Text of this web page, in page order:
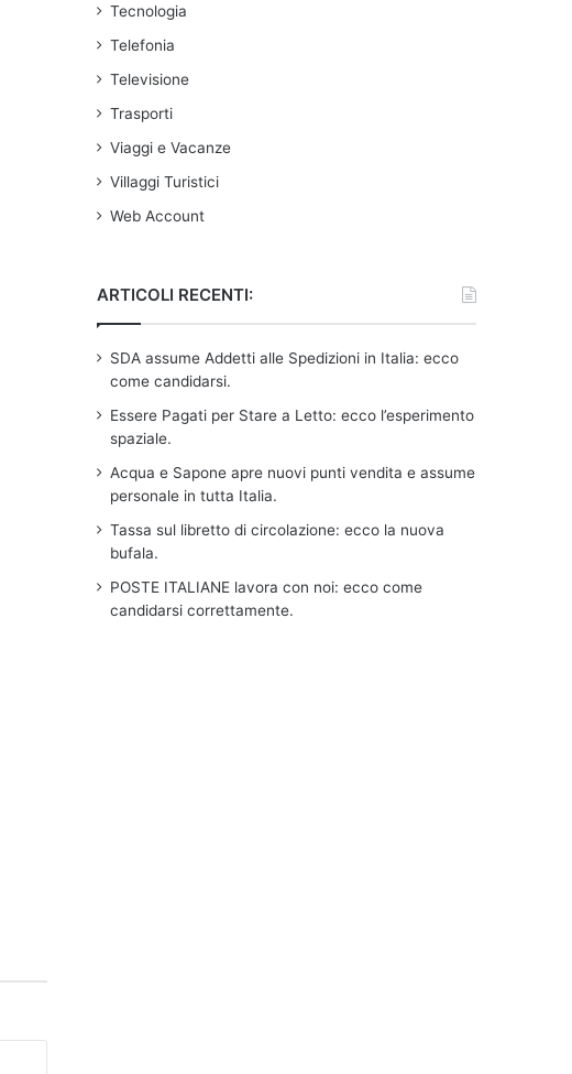
Tecnologia
Telefonia
Televisione
Trasporti
Viaggi e Vacanze
Villaggi Turistici
Web Account
ARTICOLI RECENTI:
SDA assume Addetti alle Spedizioni in Italia: ecco
come candidarsi.
Essere Pagati per Stare a Letto: ecco l’esperimento
spaziale.
Acqua e Sapone apre nuovi punti vendita e assume
personale in tutta Italia.
Tassa sul libretto di circolazione: ecco la nuova
bufala.
POSTE ITALIANE lavora con noi: ecco come
candidarsi correttamente.